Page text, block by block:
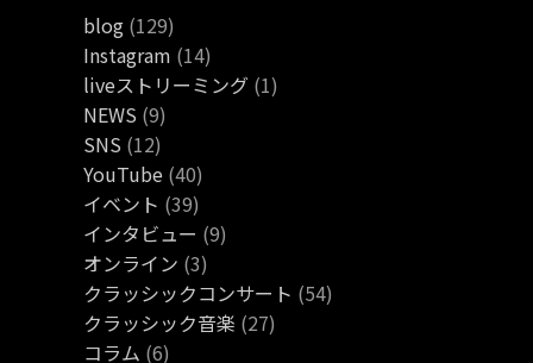
blog (129)
Instagram (14)
liveストリーミング (1)
NEWS (9)
SNS (12)
YouTube (40)
イベント (39)
インタビュー (9)
オンライン (3)
クラッシックコンサート (54)
クラッシック音楽 (27)
コラム (6)